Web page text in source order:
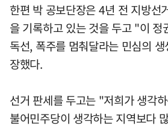
한편 박 공보단장은 4년 전 지방선
을 기록하고 있는 것을 두고 "이 정
독선, 폭주를 멈춰달라는 민심의
장했다.
선거 판세를 두고는 "저희가 생각
불어민주당이 생각하는 지역보다